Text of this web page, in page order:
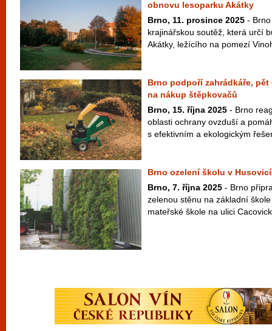
obnovu lesoparku Akátky
Brno, 11. prosince 2025 -
krajinářskou soutěž, která určí
Akátky, ležícího na pomezí
Brno podpoří zahrádkáře,
na nákup štěpkovačů
Brno, 15. října 2025 - Brno
oblasti ochrany ovzduší a
s efektivním a ekologickým
Brno ozelení školu v
Brno, 7. října 2025 - Brno
zelenou stěnu na základní
mateřské škole na ulici